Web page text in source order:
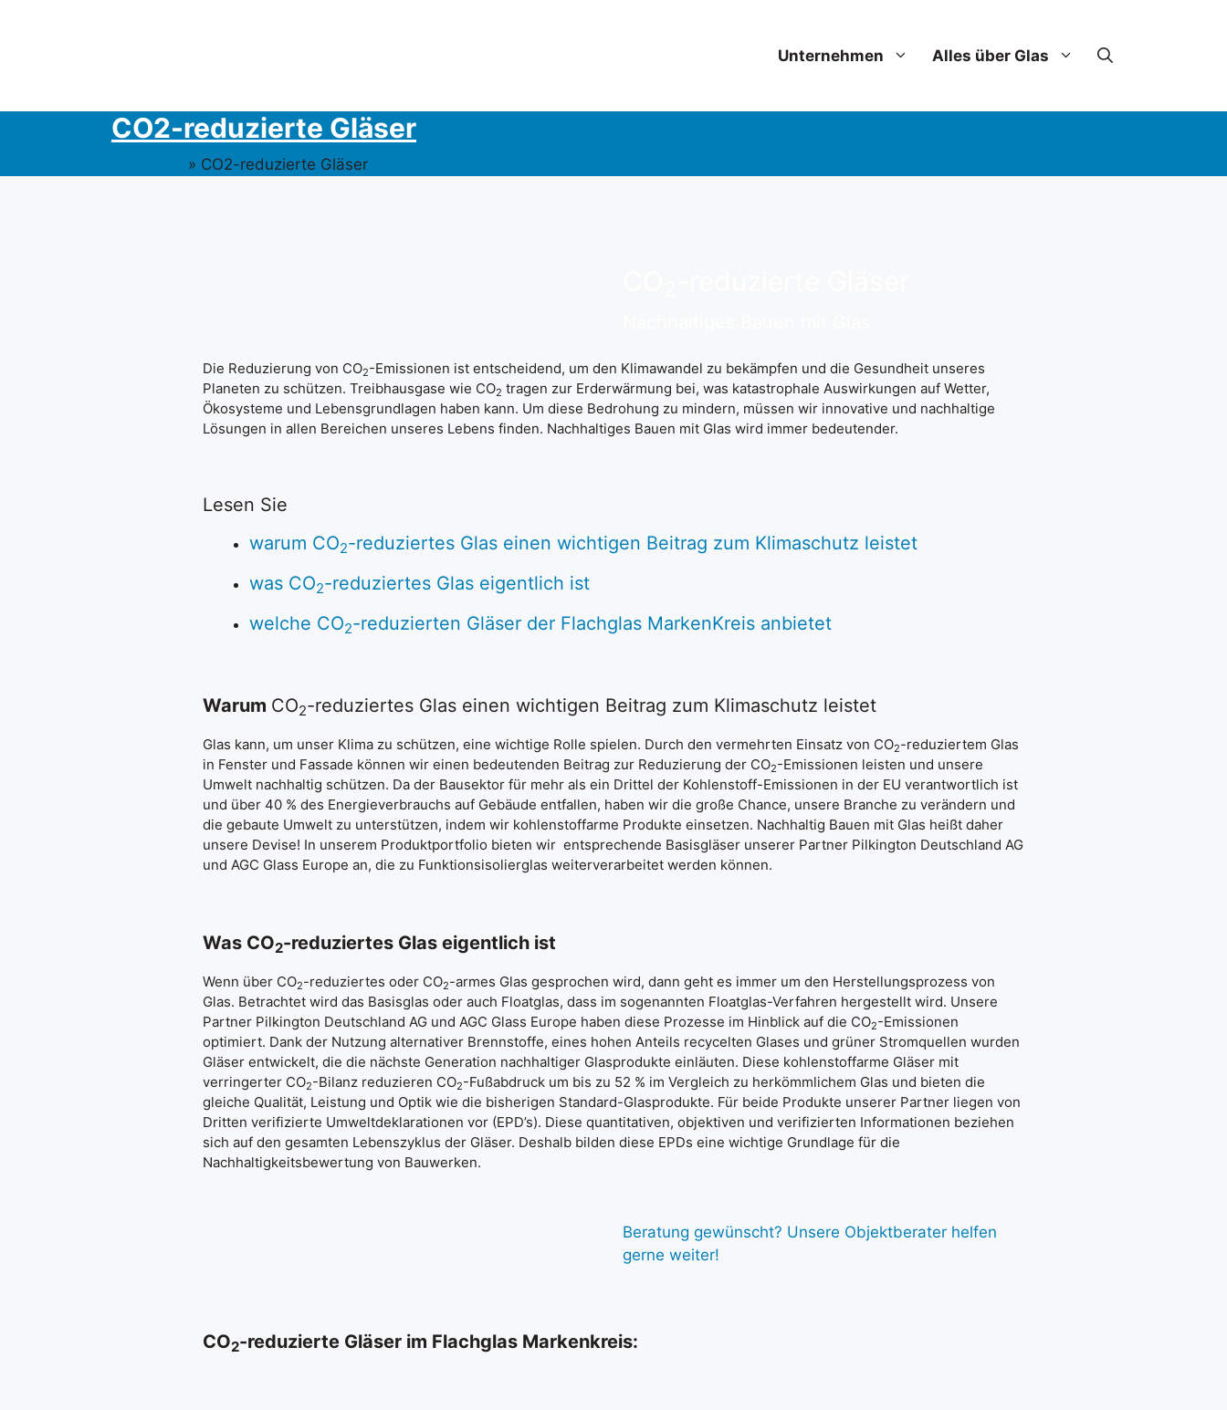
Unternehmen Alles über Glas
CO2-reduzierte Gläser
» CO2-reduzierte Gläser
Die Reduzierung von CO2-Emissionen ist entscheidend, um den Klimawandel zu bekämpfen und die Gesundheit unseres
Planeten zu schützen. Treibhausgase wie CO2 tragen zur Erderwärmung bei, was katastrophale Auswirkungen auf Wetter,
Ökosysteme und Lebensgrundlagen haben kann. Um diese Bedrohung zu mindern, müssen wir innovative und nachhaltige
Lösungen in allen Bereichen unseres Lebens finden. Nachhaltiges Bauen mit Glas wird immer bedeutender.
Lesen Sie
warum CO2-reduziertes Glas einen wichtigen Beitrag zum Klimaschutz leistet
was CO2-reduziertes Glas eigentlich ist
welche CO2-reduzierten Gläser der Flachglas MarkenKreis anbietet
Warum CO2-reduziertes Glas einen wichtigen Beitrag zum Klimaschutz leistet
Glas kann, um unser Klima zu schützen, eine wichtige Rolle spielen. Durch den vermehrten Einsatz von CO2-reduziertem Glas
in Fenster und Fassade können wir einen bedeutenden Beitrag zur Reduzierung der CO2-Emissionen leisten und unsere
Umwelt nachhaltig schützen. Da der Bausektor für mehr als ein Drittel der Kohlenstoff-Emissionen in der EU verantwortlich ist
und über 40 % des Energieverbrauchs auf Gebäude entfallen, haben wir die große Chance, unsere Branche zu verändern und
die gebaute Umwelt zu unterstützen, indem wir kohlenstoffarme Produkte einsetzen. Nachhaltig Bauen mit Glas heißt daher
unsere Devise! In unserem Produktportfolio bieten wir entsprechende Basisgläser unserer Partner Pilkington Deutschland AG
und AGC Glass Europe an, die zu Funktionsisolierglas weiterverarbeitet werden können.
Was CO2-reduziertes Glas eigentlich ist
Wenn über CO2-reduziertes oder CO2-armes Glas gesprochen wird, dann geht es immer um den Herstellungsprozess von
Glas. Betrachtet wird das Basisglas oder auch Floatglas, dass im sogenannten Floatglas-Verfahren hergestellt wird. Unsere
Partner Pilkington Deutschland AG und AGC Glass Europe haben diese Prozesse im Hinblick auf die CO2-Emissionen
optimiert. Dank der Nutzung alternativer Brennstoffe, eines hohen Anteils recycelten Glases und grüner Stromquellen wurden
Gläser entwickelt, die die nächste Generation nachhaltiger Glasprodukte einläuten. Diese kohlenstoffarme Gläser mit
verringerter CO2-Bilanz reduzieren CO2-Fußabdruck um bis zu 52 % im Vergleich zu herkömmlichem Glas und bieten die
gleiche Qualität, Leistung und Optik wie die bisherigen Standard-Glasprodukte. Für beide Produkte unserer Partner liegen von
Dritten verifizierte Umweltdeklarationen vor (EPD’s). Diese quantitativen, objektiven und verifizierten Informationen beziehen
sich auf den gesamten Lebenszyklus der Gläser. Deshalb bilden diese EPDs eine wichtige Grundlage für die
Nachhaltigkeitsbewertung von Bauwerken.
Beratung gewünscht? Unsere Objektberater helfen
gerne weiter!
CO2-reduzierte Gläser im Flachglas Markenkreis: